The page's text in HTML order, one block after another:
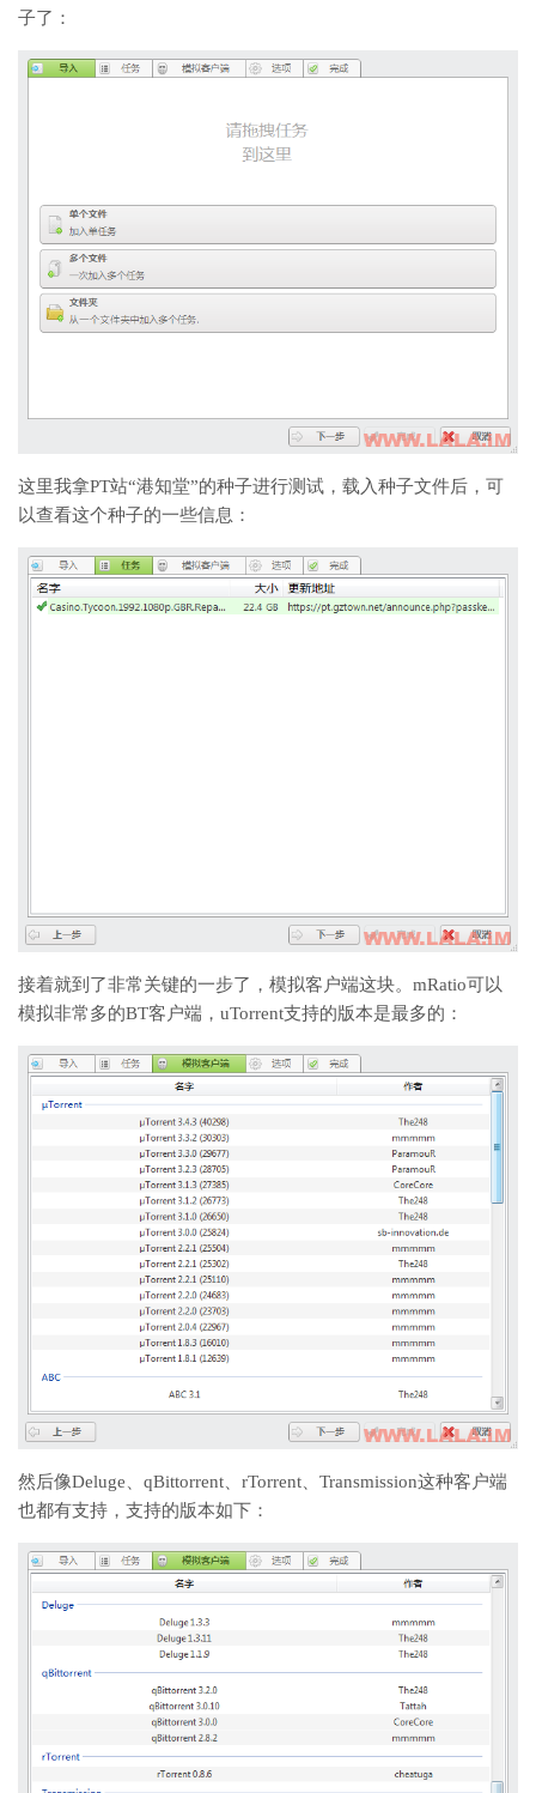
子了：
这里我拿PT站“港知堂”的种子进行测试，载入种子文件后，可
以查看这个种子的一些信息：
接着就到了非常关键的一步了，模拟客户端这块。mRatio可以
模拟非常多的BT客户端，uTorrent支持的版本是最多的：
然后像Deluge、qBittorrent、rTorrent、Transmission这种客户端
也都有支持，支持的版本如下：